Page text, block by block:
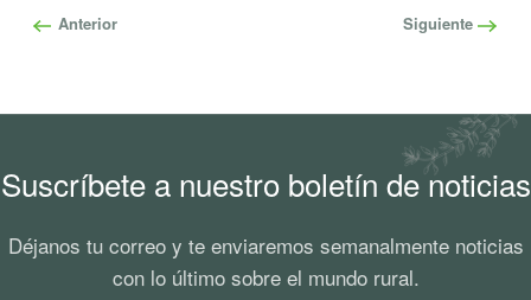
Anterior Siguiente
Suscríbete a nuestro boletín de noticias
Déjanos tu correo y te enviaremos semanalmente noticias
con lo último sobre el mundo rural.